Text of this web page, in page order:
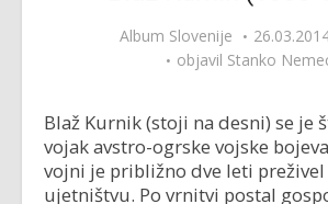
Album Slovenije
objavil Stanko
Blaž Kurnik (stoji na desni) se je
vojak avstro-ogrske vojske
vojni je približno dve leti
ujetništvu. Po vrnitvi postal